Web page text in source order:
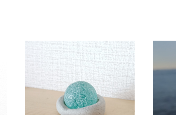
シーマーブル オブジェ BZ-114
¥2,300
SC-